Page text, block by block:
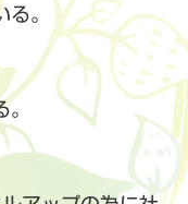
。